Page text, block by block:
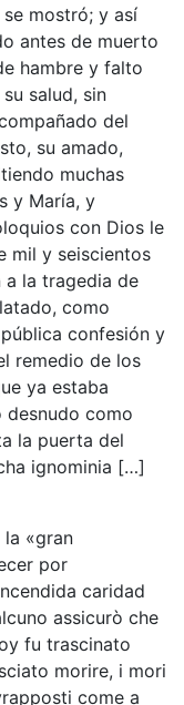
mostró; y así
antes de muerto
hambre y falto
salud, sin
del
su amado,
muchas
y María, y
con Dios le
mil y seiscientos
la tragedia de
como
confesión y
remedio de los
ya estaba
desnudo como
la puerta del
ignominia […]
«gran
por
caridad
assicurò che
fu trascinato
morire, i mori
come a